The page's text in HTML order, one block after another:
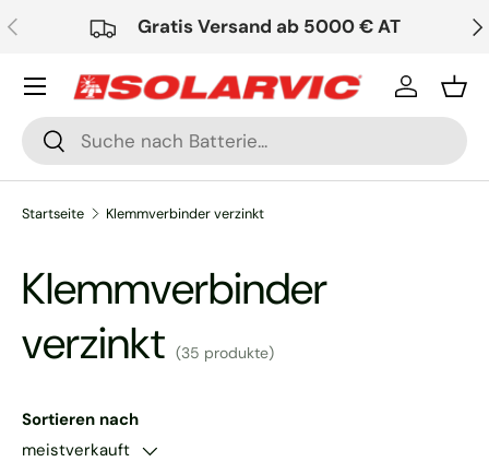
Direkt zum Inhalt
Vorherige Gratis Versand ab 5000 € AT
Suchen
Suchen
Einloggen
Startseite Klemmverbinder verzinkt
Klemmverbinder
verzinkt (35 produkte)
Sortieren nach
meistverkauft